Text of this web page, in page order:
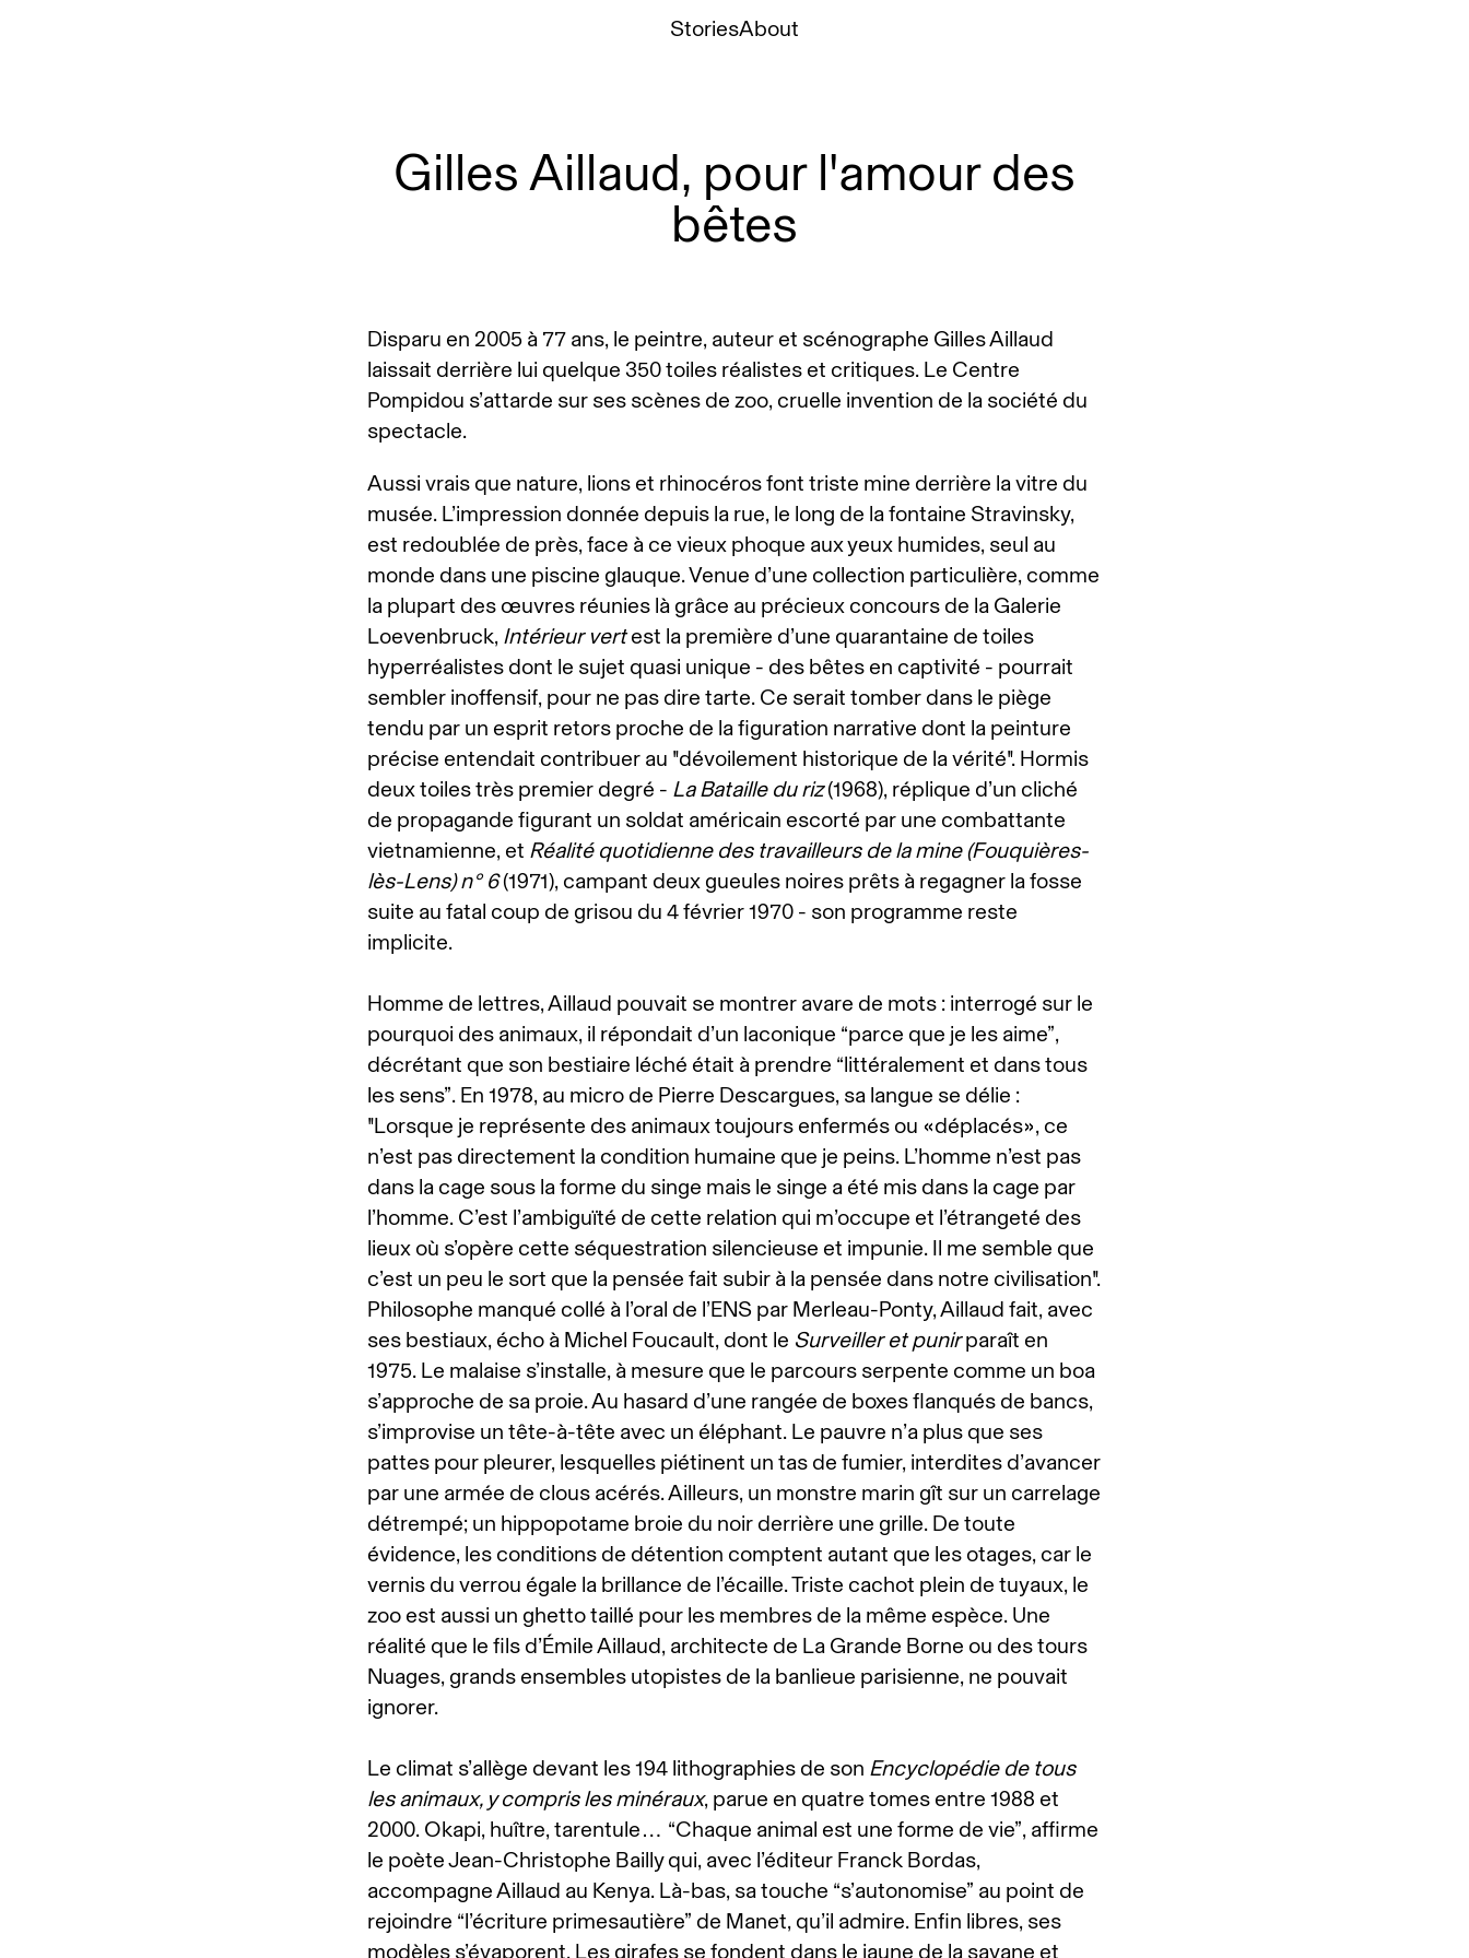
StoriesAbout
Gilles Aillaud, pour l'amour des
bêtes
Disparu en 2005 à 77 ans, le peintre, auteur et scénographe Gilles Aillaud
laissait derrière lui quelque 350 toiles réalistes et critiques. Le Centre
Pompidou s’attarde sur ses scènes de zoo, cruelle invention de la société du
spectacle.
Aussi vrais que nature, lions et rhinocéros font triste mine derrière la vitre du
musée. L’impression donnée depuis la rue, le long de la fontaine Stravinsky,
est redoublée de près, face à ce vieux phoque aux yeux humides, seul au
monde dans une piscine glauque. Venue d’une collection particulière, comme
la plupart des œuvres réunies là grâce au précieux concours de la Galerie
Loevenbruck,Intérieur vertest la première d’une quarantaine de toiles
hyperréalistes dont le sujet quasi unique - des bêtes en captivité - pourrait
sembler inoffensif, pour ne pas dire tarte. Ce serait tomber dans le piège
tendu par un esprit retors proche de la figuration narrative dont la peinture
précise entendait contribuer au "dévoilement historique de la vérité". Hormis
deux toiles très premier degré -La Bataille du riz(1968), réplique d’un cliché
de propagande figurant un soldat américain escorté par une combattante
vietnamienne, etRéalité quotidienne des travailleurs de la mine (Fouquières-
lès-Lens) n° 6(1971), campant deux gueules noires prêts à regagner la fosse
suite au fatal coup de grisou du 4 février 1970 - son programme reste
implicite.
Homme de lettres, Aillaud pouvait se montrer avare de mots : interrogé sur le
pourquoi des animaux, il répondait d’un laconique “parce que je les aime”,
décrétant que son bestiaire léché était à prendre “littéralement et dans tous
les sens”. En 1978, au micro de Pierre Descargues, sa langue se délie :
"Lorsque je représente des animaux toujours enfermés ou «déplacés», ce
n’est pas directement la condition humaine que je peins. L’homme n’est pas
dans la cage sous la forme du singe mais le singe a été mis dans la cage par
l’homme. C’est l’ambiguïté de cette relation qui m’occupe et l’étrangeté des
lieux où s’opère cette séquestration silencieuse et impunie. Il me semble que
c’est un peu le sort que la pensée fait subir à la pensée dans notre civilisation".
Philosophe manqué collé à l’oral de l’ENS par Merleau-Ponty, Aillaud fait, avec
ses bestiaux, écho à Michel Foucault, dont le Surveiller et punirparaît en
1975. Le malaise s’installe, à mesure que le parcours serpente comme un boa
s’approche de sa proie. Au hasard d’une rangée de boxes flanqués de bancs,
s’improvise un tête-à-tête avec un éléphant. Le pauvre n’a plus que ses
pattes pour pleurer, lesquelles piétinent un tas de fumier, interdites d’avancer
par une armée de clous acérés. Ailleurs, un monstre marin gît sur un carrelage
détrempé; un hippopotame broie du noir derrière une grille. De toute
évidence, les conditions de détention comptent autant que les otages, car le
vernis du verrou égale la brillance de l’écaille. Triste cachot plein de tuyaux, le
zoo est aussi un ghetto taillé pour les membres de la même espèce. Une
réalité que le fils d’Émile Aillaud, architecte de La Grande Borne ou des tours
Nuages, grands ensembles utopistes de la banlieue parisienne, ne pouvait
ignorer.
Le climat s’allège devant les 194 lithographies de sonEncyclopédie de tous
les animaux, y compris les minéraux, parue en quatre tomes entre 1988 et
2000. Okapi, huître, tarentule… “Chaque animal est une forme de vie”, affirme
le poète Jean-Christophe Bailly qui, avec l’éditeur Franck Bordas,
accompagne Aillaud au Kenya. Là-bas, sa touche “s’autonomise” au point de
rejoindre “l’écriture primesautière” de Manet, qu’il admire. Enfin libres, ses
modèles s’évaporent. Les girafes se fondent dans le jaune de la savane et